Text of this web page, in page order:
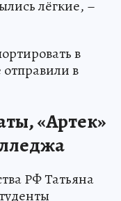
лёгкие, –
в
в
«Артек»
РФ Татьяна